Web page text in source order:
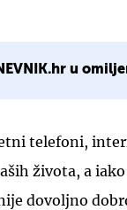
u
telefoni,
života, a
dovoljno